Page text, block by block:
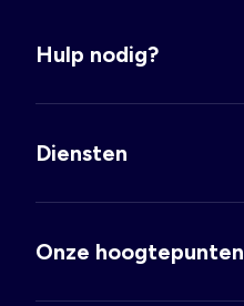
Hulp nodig?
Diensten
Onze hoogtepunten